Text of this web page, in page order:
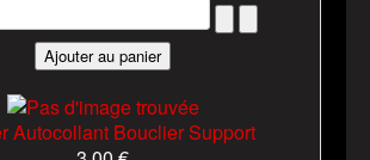
Autocollant Bouclier Support